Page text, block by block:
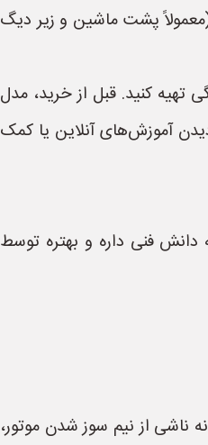
پشت ماشین و زیر دیگ
کنید. قبل از خرید، مدل
آموزش‌های آنلاین یا کمک
فنی داره و بهتره توسط
از نیم سوز شدن موتور،